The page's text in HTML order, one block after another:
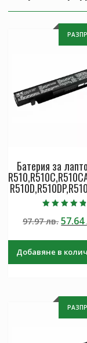
Батерия за
4.50
от 5
97.97лв.
97.97
57.64
Добавяне в